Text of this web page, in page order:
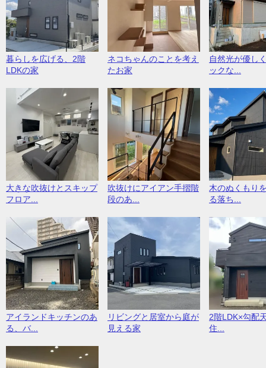
暮らしを広げる、2階
LDKの家
ネコちゃんのことを考え
たお家
自然光が優し
ックな...
大きな吹抜けとスキップ
フロア...
吹抜けにアイアン手摺階
段のあ...
木のぬくもり
る落ち...
アイランドキッチンのあ
る、バ...
リビングと居室から庭が
見える家
2階LDK×勾配
住...